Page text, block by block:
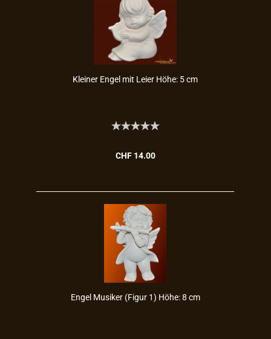
Klei­ner Engel mit Leier Höhe: 5 cm
CHF 14.00
Engel Mu­si­ker (Figur 1) Höhe: 8 cm